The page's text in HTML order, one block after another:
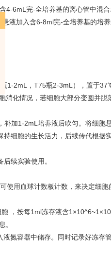
6mL完-全培养基的离心管中混
液加入含6-8ml完-全培养基的培
1-2mL，T75瓶2-3mL），置于
消化情况，若细胞大部分变圆并脱
加1-2mL培养液后吹匀。将细胞
细胞的生长活力，后续传代根据
续实验使用。
使用血球计数板计数，来决定细
，按每1ml冻存液含
。
氮容器中储存。同时记录好冻存